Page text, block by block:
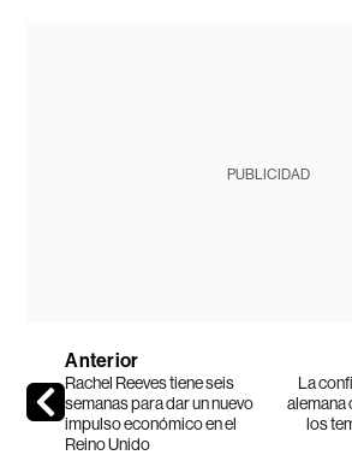
PUBLICIDAD
Anterior
Rachel Reeves tiene seis
semanas para dar un nuevo
impulso económico en el
Reino Unido
La
alemana
los